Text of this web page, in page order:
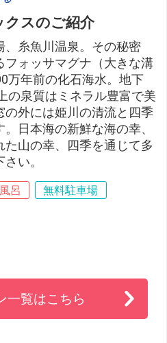
クスのご紹介
、糸魚川温泉。その秘密
フォッサマグナ（大きな溝
万年前の化石海水。地下
の泉質はミネラル豊富で美
の外には姫川の清流と四季
日本海の新鮮な海の幸、
山の幸、四季を通じて多
い。
呂
無料駐車場
一覧はこちら